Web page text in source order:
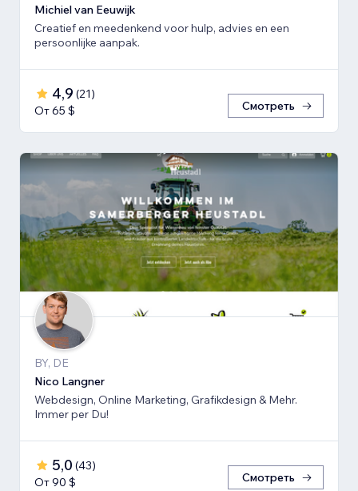
Michiel van Eeuwijk
Creatief en meedenkend voor hulp, advies en een
persoonlijke aanpak.
4,9 (21)
От 65 $
Смотреть
BY, DE
Nico Langner
Webdesign, Online Marketing, Grafikdesign & Mehr.
Immer per Du!
5,0 (43)
От 90 $
Смотреть